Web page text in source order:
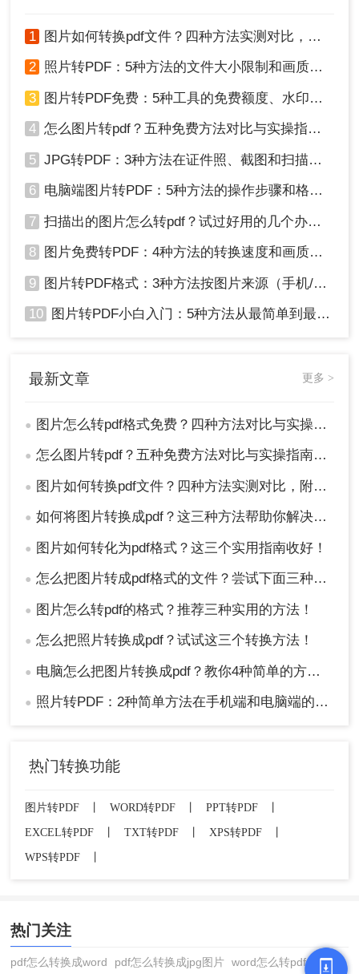
1 图片如何转换pdf文件？四种方法实测对比，附各场景最优选！
2 照片转PDF：5种方法的文件大小限制和画质保留实测！
3 图片转PDF免费：5种工具的免费额度、水印和文件限制对比！
4 怎么图片转pdf？五种免费方法对比与实操指南（附详细表格）！
5 JPG转PDF：3种方法在证件照、截图和扫描件上的转换精度差异！
6 电脑端图片转PDF：5种方法的操作步骤和格式保留对比！
7 扫描出的图片怎么转pdf？试过好用的几个办法！
8 图片免费转PDF：4种方法的转换速度和画质损失对比！
9 图片转PDF格式：3种方法按图片来源（手机/相机/截图）选！
10 图片转PDF小白入门：5种方法从最简单到最专业逐步升级！
最新文章 更多 >
● 图片怎么转pdf格式免费？四种方法对比与实操指南（附详细表格）!
● 怎么图片转pdf？五种免费方法对比与实操指南（附详细表格）！
● 图片如何转换pdf文件？四种方法实测对比，附各场景最优选！
● 如何将图片转换成pdf？这三种方法帮助你解决问题！
● 图片如何转化为pdf格式？这三个实用指南收好！
● 怎么把图片转成pdf格式的文件？尝试下面三种方法！
● 图片怎么转pdf的格式？推荐三种实用的方法！
● 怎么把照片转换成pdf？试试这三个转换方法！
● 电脑怎么把图片转换成pdf？教你4种简单的方法！
● 照片转PDF：2种简单方法在手机端和电脑端的操作差异！
热门转换功能
图片转PDF WORD转PDF PPT转PDF
EXCEL转PDF
TXT转PDF XPS转PDF
WPS转PDF
热门关注
pdf怎么转换成word pdf怎么转换成jpg图片 word怎么转pdf